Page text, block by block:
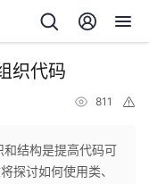
织代码
811
和结构是提高代码可
探讨如何使用类、